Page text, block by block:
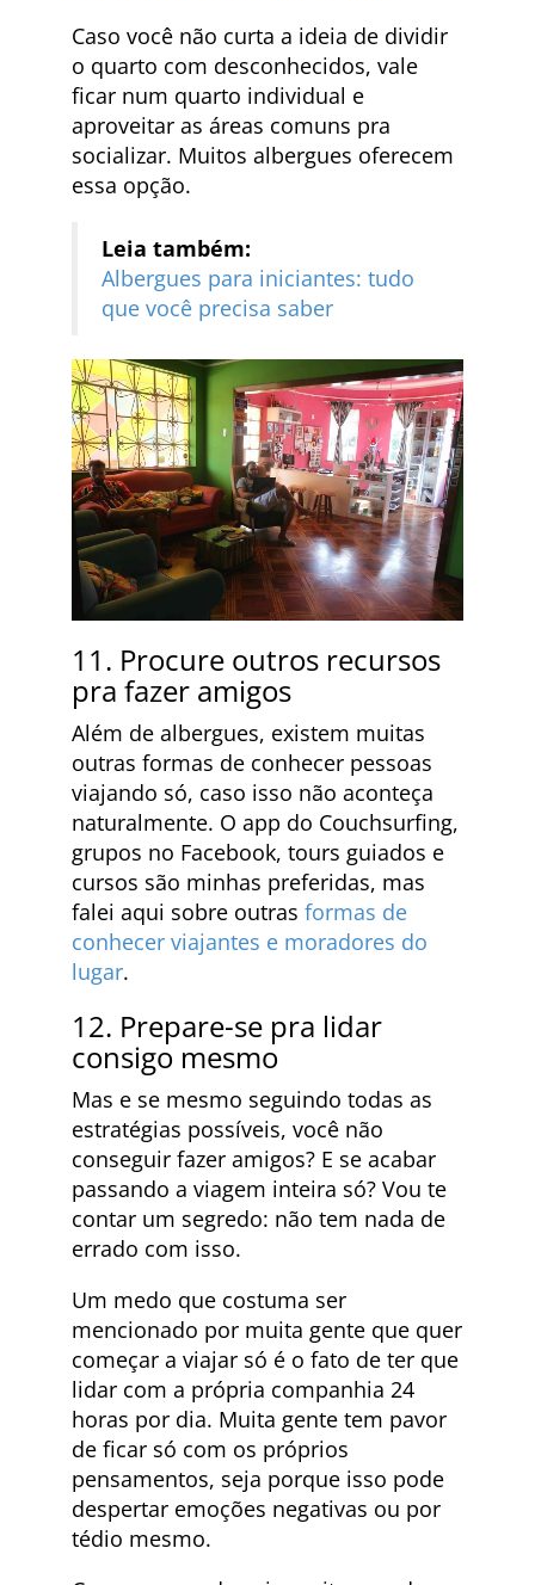
Caso você não curta a ideia de dividir
o quarto com desconhecidos, vale
ficar num quarto individual e
aproveitar as áreas comuns pra
socializar. Muitos albergues oferecem
essa opção.
Leia também:
Albergues para iniciantes: tudo
que você precisa saber
11. Procure outros recursos
pra fazer amigos
Além de albergues, existem muitas
outras formas de conhecer pessoas
viajando só, caso isso não aconteça
naturalmente. O app do Couchsurfing,
grupos no Facebook, tours guiados e
cursos são minhas preferidas, mas
falei aqui sobre outras formas de
conhecer viajantes e moradores do
lugar.
12. Prepare-se pra lidar
consigo mesmo
Mas e se mesmo seguindo todas as
estratégias possíveis, você não
conseguir fazer amigos? E se acabar
passando a viagem inteira só? Vou te
contar um segredo: não tem nada de
errado com isso.
Um medo que costuma ser
mencionado por muita gente que quer
começar a viajar só é o fato de ter que
lidar com a própria companhia 24
horas por dia. Muita gente tem pavor
de ficar só com os próprios
pensamentos, seja porque isso pode
despertar emoções negativas ou por
tédio mesmo.